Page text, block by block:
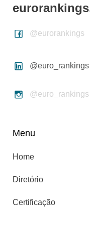
@eurorankings
@euro_rankings
@euro_rankings
Menu
Home
Diretório
Certificação